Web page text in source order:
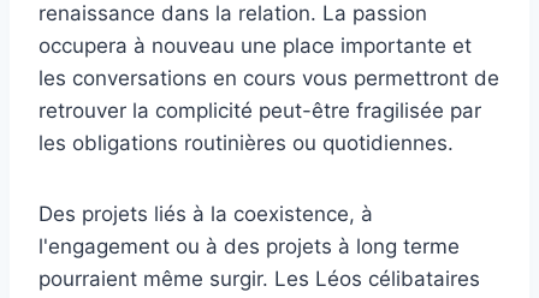
renaissance dans la relation. La passion
occupera à nouveau une place importante et
les conversations en cours vous permettront de
retrouver la complicité peut-être fragilisée par
les obligations routinières ou quotidiennes.
Des projets liés à la coexistence, à
l'engagement ou à des projets à long terme
pourraient même surgir. Les Léos célibataires